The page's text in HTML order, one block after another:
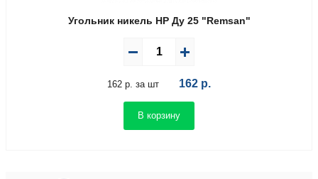
Угольник никель НР Ду 25 "Remsan"
162 р. за шт 162 р.
В корзину